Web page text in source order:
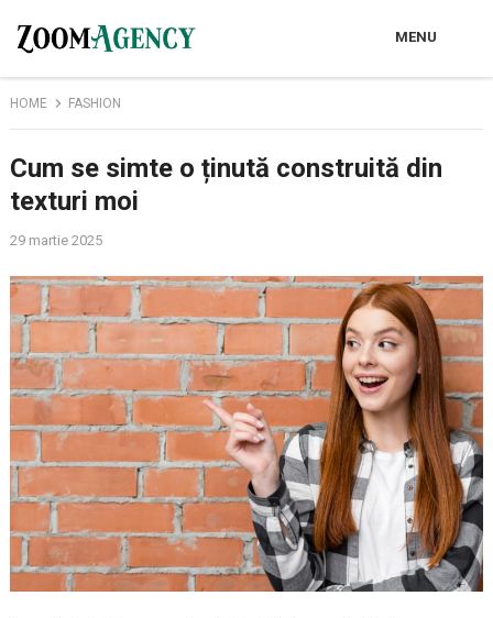
MENU
HOME FASHION
Cum se simte o ținută construită din
texturi moi
29 martie 2025